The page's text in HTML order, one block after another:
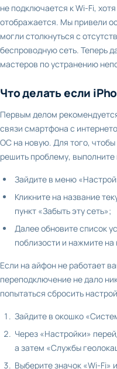
не подключается к Wi-Fi,
отображается. Мы привели
могли столкнуться с
беспроводную сеть. Теперь
мастеров по устранению
Что делать если
Первым делом
связи смартфона с
ОС на новую. Для того,
решить проблему,
Зайдите в меню
Кликните на название
пункт «Забыть эту сеть»;
Далее обновите список
поблизости и нажмите
Если на айфон не работает
переподключение не дало
попытаться сбросить
Зайдите в окошко
Через «Настройки»
а затем «Службы
Выберите значок «Wi-Fi»